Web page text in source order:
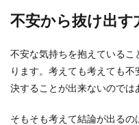
不安から抜け出す
不安な気持ちを抱えている
ります。考えても考えても
決することが出来ないのでは
そもそも考えて結論が出る